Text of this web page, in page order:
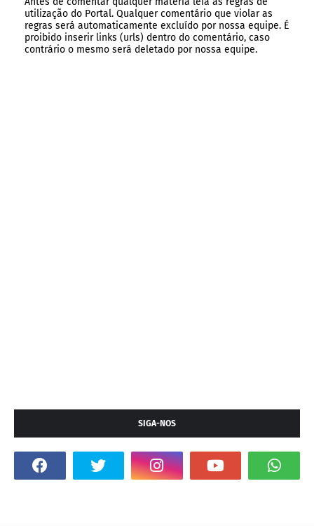
utilização do Portal. Qualquer comentário que violar as
regras será automaticamente excluído por nossa equipe. É
proibido inserir links (urls) dentro do comentário, caso
contrário o mesmo será deletado por nossa equipe.
SIGA-NOS